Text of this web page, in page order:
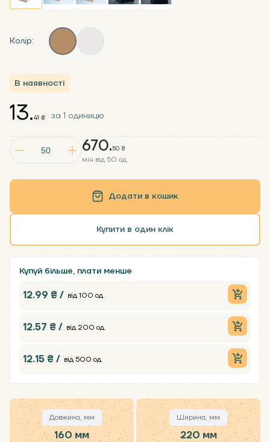
Колір:
В наявності
670.50 ₴
мін від 50 од.
13.41 ₴ за 1 одиницю
Додати в кошик
Купити в один клік
Купуй більше, плати менше
12.99 ₴ / від 100 од.
12.57 ₴ / від 200 од.
12.15 ₴ / від 500 од.
Довжина, мм
160 мм
Ширина, мм
220 мм